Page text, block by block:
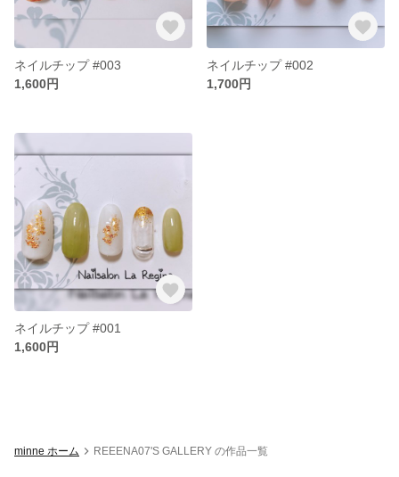
ネイルチップ #003
1,600円
ネイルチップ #002
1,700円
ネイルチップ #001
1,600円
minne ホーム REEENA07'S GALLERY の作品一覧